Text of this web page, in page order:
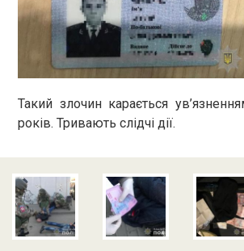
Такий злочин карається
років. Тривають слідчі дії.